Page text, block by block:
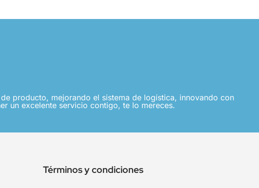
producto, mejorando el sistema de logística, innovando con
un excelente servicio contigo, te lo mereces.
Términos y condiciones